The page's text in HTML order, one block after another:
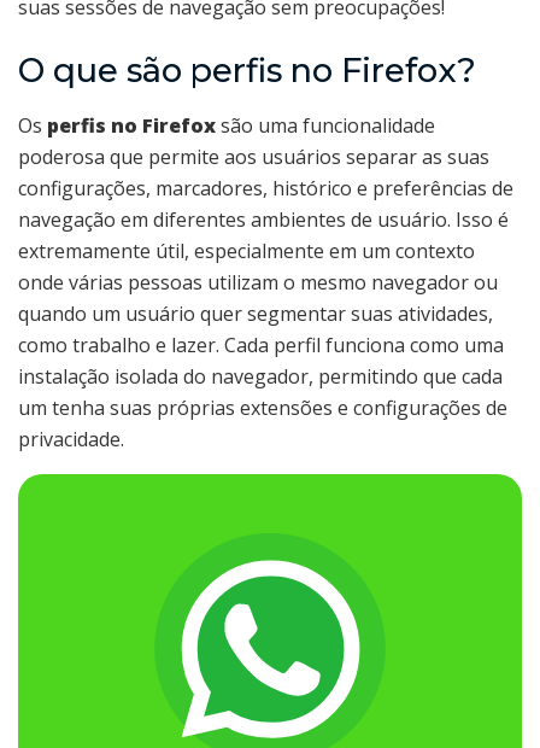
suas sessões de navegação sem preocupações!
O que são perfis no Firefox?
Os perfis no Firefoxsão uma funcionalidade
poderosa que permite aos usuários separar as suas
configurações, marcadores, histórico e preferências de
navegação em diferentes ambientes de usuário. Isso é
extremamente útil, especialmente em um contexto
onde várias pessoas utilizam o mesmo navegador ou
quando um usuário quer segmentar suas atividades,
como trabalho e lazer. Cada perfil funciona como uma
instalação isolada do navegador, permitindo que cada
um tenha suas próprias extensões e configurações de
privacidade.